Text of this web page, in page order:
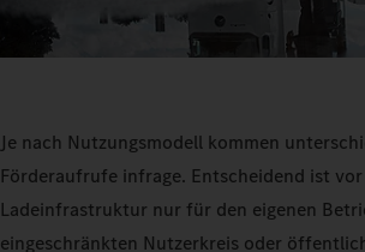
Je nach Nutzungsmodell kommen
Förderaufrufe infrage. Entscheidend ist
Ladeinfrastruktur nur für den eigenen
eingeschränkten Nutzerkreis oder